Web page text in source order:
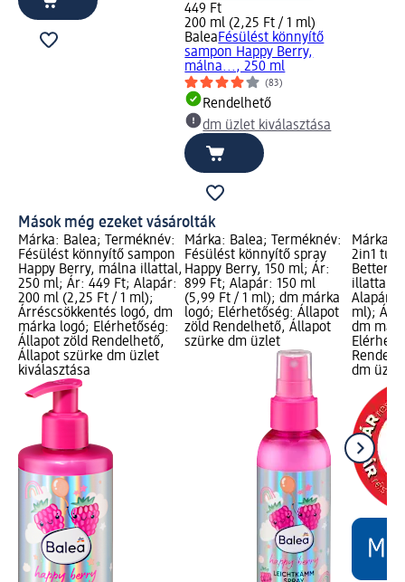
449 Ft
200 ml (2,25 Ft / 1 ml)
BaleaFésülést könnyítő
sampon Happy Berry,
málna..., 250 ml
(83)
Rendelhető
dm üzlet kiválasztása
Mások még ezeket vásárolták
Márka: Balea; Terméknév:
Fésülést könnyítő sampon
Happy Berry, málna illattal,
250 ml; Ár: 449 Ft; Alapár:
200 ml (2,25 Ft / 1 ml);
Árréscsökkentés logó, dm
márka logó; Elérhetőség:
Állapot zöld Rendelhető,
Állapot szürke dm üzlet
kiválasztása
Márka: Balea; Terméknév:
Fésülést könnyítő spray
Happy Berry, 150 ml; Ár:
899 Ft; Alapár: 150 ml
(5,99 Ft / 1 ml); dm márka
logó; Elérhetőség: Állapot
zöld Rendelhető, Állapot
szürke dm üzlet
Márka:
2in1
Better
illattal,
Alapár:
ml);
dm
dm